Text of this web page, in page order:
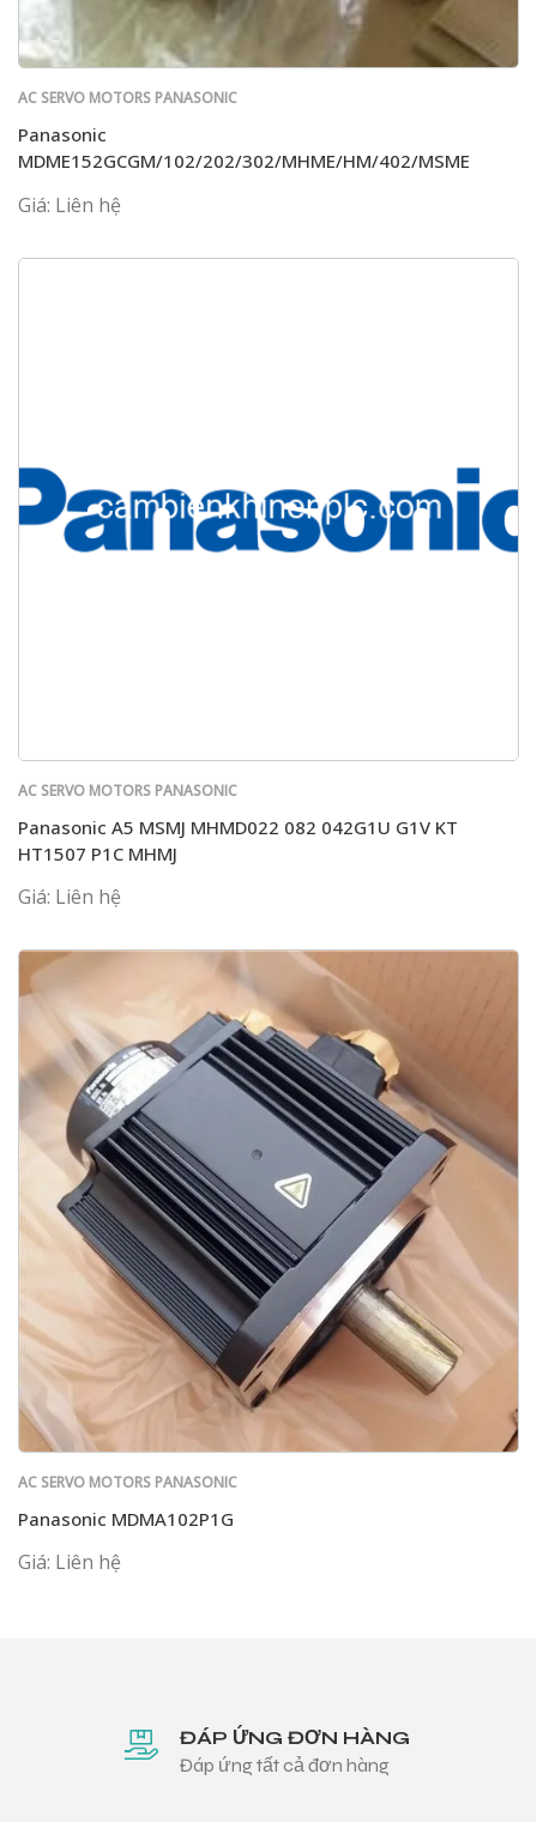
AC SERVO MOTORS PANASONIC
Panasonic
MDME152GCGM/102/202/302/MHME/HM/402/MSME
Giá: Liên hệ
AC SERVO MOTORS PANASONIC
Panasonic A5 MSMJ MHMD022 082 042G1U G1V KT
HT1507 P1C MHMJ
Giá: Liên hệ
AC SERVO MOTORS PANASONIC
Panasonic MDMA102P1G
Giá: Liên hệ
ĐÁP ỨNG ĐƠN HÀNG
Đáp ứng tất cả đơn hàng